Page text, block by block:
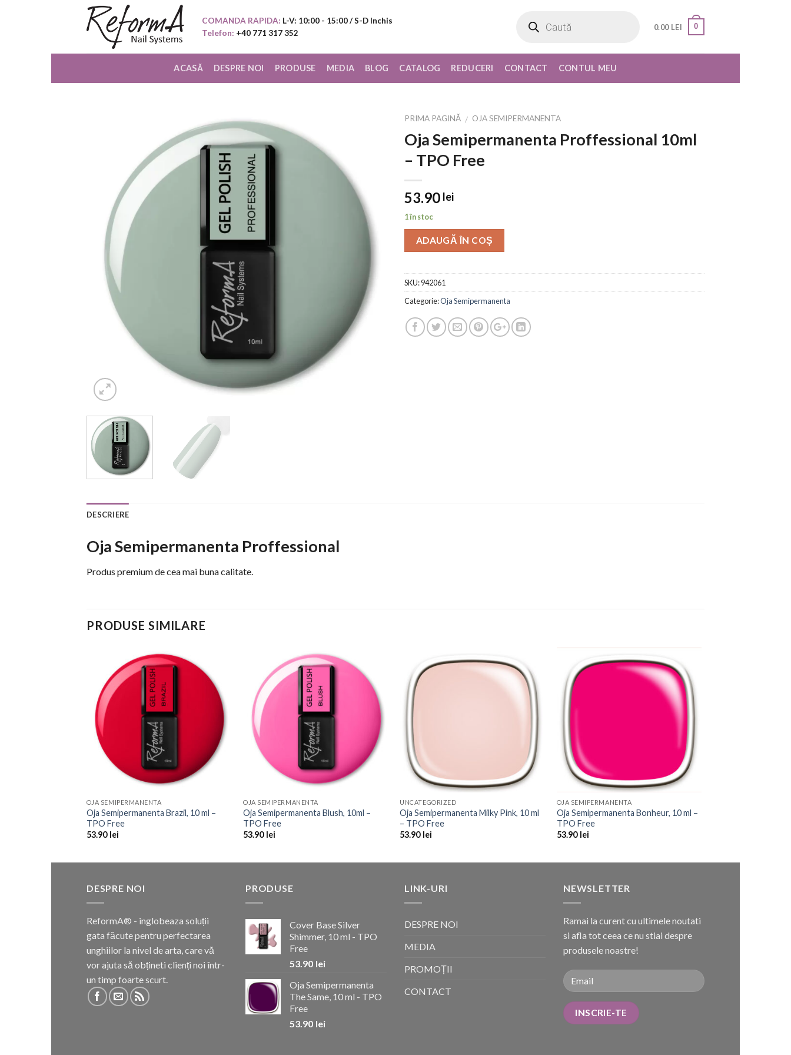
COMANDA RAPIDA: L-V: 10:00 - 15:00 / S-D Inchis
Telefon: +40 771 317 352
search
0.00 LEI 0
ACASĂ DESPRE NOI PRODUSE MEDIA BLOG CATALOG REDUCERI CONTACT CONTUL MEU
PRIMA PAGINĂ / OJA SEMIPERMANENTA
Oja Semipermanenta Proffessional 10ml
– TPO Free
53.90 lei
1 în stoc
ADAUGĂ ÎN COȘ
SKU:942061
Categorie:Oja Semipermanenta
DESCRIERE
Oja Semipermanenta Proffessional
Produs premium de cea mai buna calitate.
PRODUSE SIMILARE
Add to
Wishlist
OJA SEMIPERMANENTA
Oja Semipermanenta Brazil, 10 ml –
TPO Free
53.90 lei
Add to
Wishlist
OJA SEMIPERMANENTA
Oja Semipermanenta Blush, 10ml –
TPO Free
53.90 lei
Add to
Wishlist
UNCATEGORIZED
Oja Semipermanenta Milky Pink, 10 ml
– TPO Free
53.90 lei
Add to
Wishlist
OJA SEMIPERMANENTA
Oja Semipermanenta Bonheur, 10 ml –
TPO Free
53.90 lei
DESPRE NOI
ReformA® - inglobeaza soluții
gata făcute pentru perfectarea
unghiilor la nivel de arta, care vă
vor ajuta să obțineti clienți noi într-
un timp foarte scurt.
PRODUSE
Cover Base Silver
Shimmer, 10 ml - TPO
Free
53.90 lei
Oja Semipermanenta
The Same, 10 ml - TPO
Free
53.90 lei
LINK-URI
DESPRE NOI
MEDIA
PROMOȚII
CONTACT
NEWSLETTER
Ramai la curent cu ultimele noutati
si afla tot ceea ce nu stiai despre
produsele noastre!